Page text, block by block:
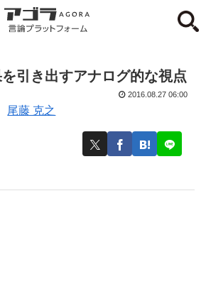
引き出すアナログ的な視点
尾藤 克之
2016.08.27 06:00